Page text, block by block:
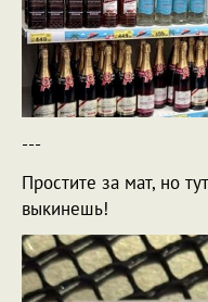
---
Простите за мат, но
выкинешь!